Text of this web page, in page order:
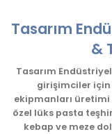
kullanarak tarafımıza
Görüş ve önerileriniz
Ürün resmi
Ürün
Ürün bilgilerinde
Ürün fiyatı diğer
Tasarım
&
Tasarım
girişimciler
ekipmanları üretimi
özel lüks pasta
kebap ve meze